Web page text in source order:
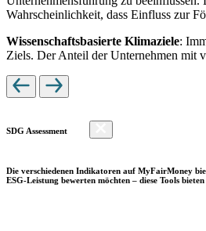
Wahrscheinlichkeit, dass Einfluss zur
Wissenschaftsbasierte Klimaziele:
Ziels. Der Anteil der Unternehmen mit
SDG Assessment
Die verschiedenen Indikatoren auf MyFairMoney
ESG-Leistung bewerten möchten – diese Tools